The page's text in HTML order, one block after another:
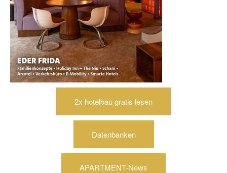
2x hotelbau gratis lesen
Datenbanken
APARTMENT-News